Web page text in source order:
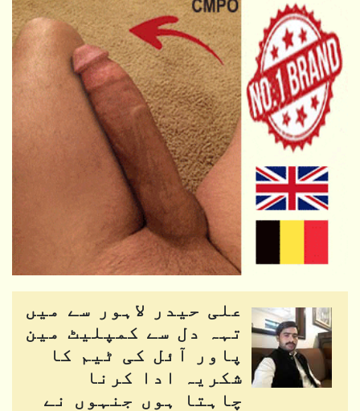
علی حیدر لاہور سے میں
تہہ دل سے کمپلیٹ مین
پاور آئل کی ٹیم کا
شکریہ ادا کرنا
چاہتا ہوں جنہوں نے